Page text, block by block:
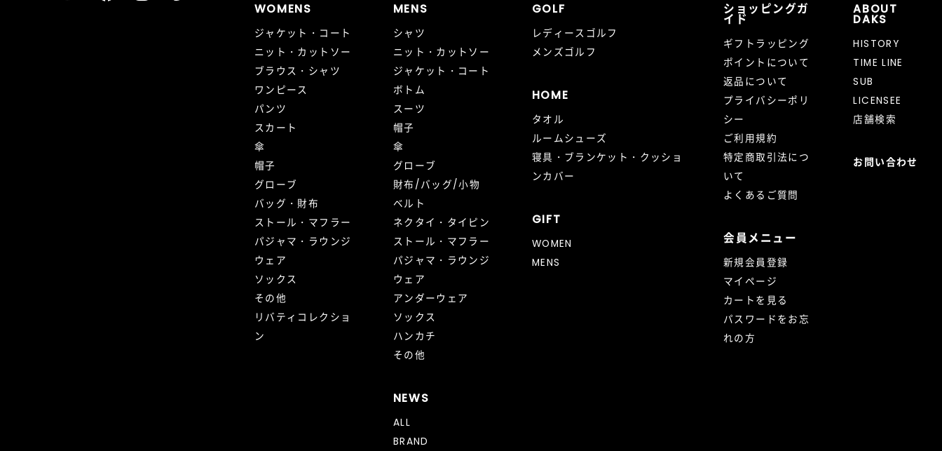
WOMENS
ジャケット・コート
ニット・カットソー
ブラウス・シャツ
ワンピース
パンツ
スカート
傘
帽子
グローブ
バッグ・財布
ストール・マフラー
パジャマ・ラウンジ
ウェア
ソックス
その他
リバティコレクショ
ン
MENS
シャツ
ニット・カットソー
ジャケット・コート
ボトム
スーツ
帽子
傘
グローブ
財布/バッグ/小物
ベルト
ネクタイ・タイピン
ストール・マフラー
パジャマ・ラウンジ
ウェア
アンダーウェア
ソックス
ハンカチ
その他
NEWS
ALL
BRAND
GOLF
レディースゴルフ
メンズゴルフ
HOME
タオル
ルームシューズ
寝具・ブランケット・クッショ
ンカバー
GIFT
WOMEN
MENS
ショッピングガ
イド
ギフトラッピング
ポイントについて
返品について
プライバシーポリ
シー
ご利用規約
特定商取引法につ
いて
よくあるご質問
会員メニュー
新規会員登録
マイページ
カートを見る
パスワードをお忘
れの方
ABOUT
DAKS
HISTORY
TIME LINE
SUB
LICENSEE
店舗検索
お問い合わせ